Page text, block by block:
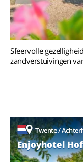
Sfeervolle
zandverstuivingen
Twente /
Enjoyhotel